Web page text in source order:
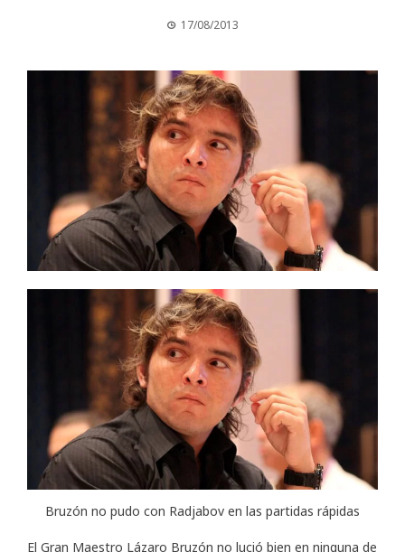
17/08/2013
Bruzón no pudo con Radjabov en las partidas rápidas
El Gran Maestro Lázaro Bruzón no lució bien en ninguna de